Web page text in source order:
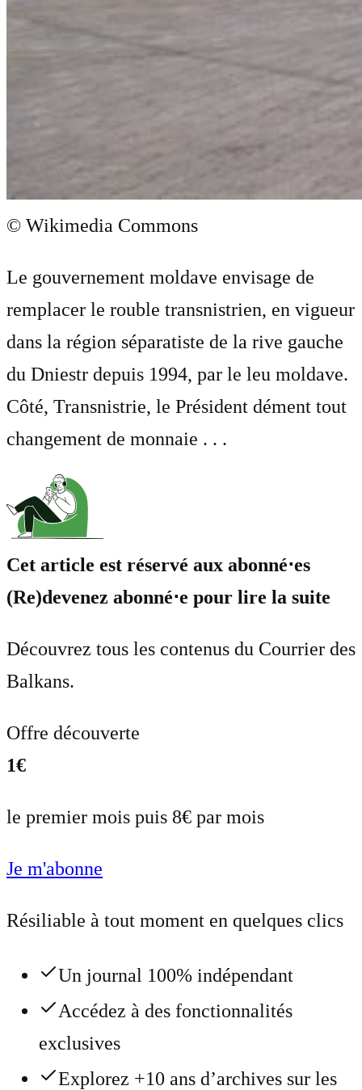
© Wikimedia Commons
Le gouvernement moldave envisage de
remplacer le rouble transnistrien, en vigueur
dans la région séparatiste de la rive gauche
du Dniestr depuis 1994, par le leu moldave.
Côté, Transnistrie, le Président dément tout
changement de monnaie . . .
Cet article est réservé aux abonné⋅es
(Re)devenez abonné⋅e pour lire la suite
Découvrez tous les contenus du Courrier des
Balkans.
Offre découverte
1€
le premier mois puis 8€ par mois
Je m'abonne
Résiliable à tout moment en quelques clics
Un journal 100% indépendant
Accédez à des fonctionnalités
exclusives
Explorez +10 ans d’archives sur les